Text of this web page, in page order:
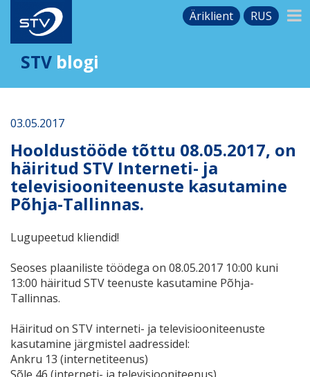
Äriklient RUS
STV blogi
03.05.2017
Hooldustööde tõttu 08.05.2017, on
häiritud STV Interneti- ja
televisiooniteenuste kasutamine
Põhja-Tallinnas.
Lugupeetud kliendid!
Seoses plaaniliste töödega on 08.05.2017 10:00 kuni
13:00 häiritud STV teenuste kasutamine Põhja-
Tallinnas.
Häiritud on STV interneti- ja televisiooniteenuste
kasutamine järgmistel aadressidel:
Ankru 13 (internetiteenus)
Sõle 46 (interneti- ja televisiooniteenus)